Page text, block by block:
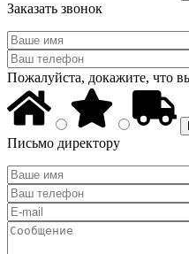
Заказать звонок
Пожалуйста, докажите, что
Письмо директору